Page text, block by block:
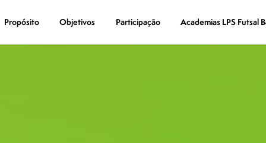
Propósito Objetivos Participação Academias LPS Futsal
Propósito Objetivos Participação Academias LPS Futsal